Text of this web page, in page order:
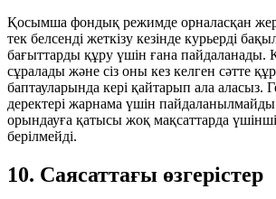
Қосымша фондық режимде орналасқан
тек белсенді жеткізу кезінде курьерді
бағыттарды құру үшін ғана пайдаланады.
сұралады және сіз оны кез келген сәтте
баптауларында кері қайтарып ала аласыз.
деректері жарнама үшін пайдаланылмайды
орындауға қатысы жоқ мақсаттарда үшінші
берілмейді.
10. Саясаттағы өзгерістер